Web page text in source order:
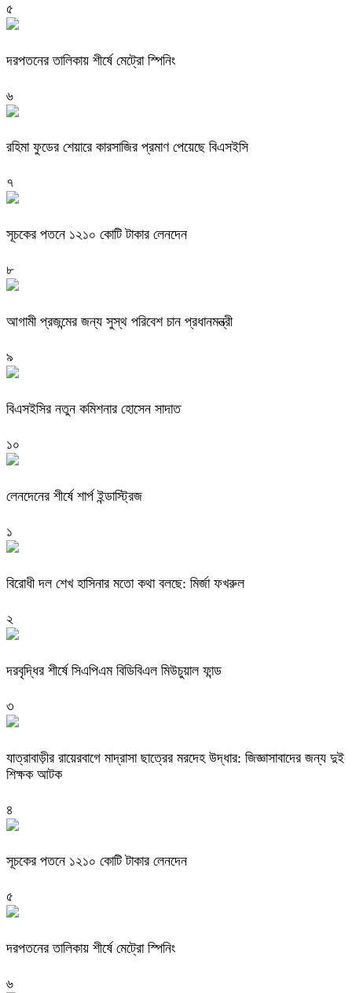
৫
দরপতনের তালিকায় শীর্ষে মেট্রো স্পিনিং
৬
রহিমা ফুডের শেয়ারে কারসাজির প্রমাণ পেয়েছে বিএসইসি
৭
সূচকের পতনে ১২১০ কোটি টাকার লেনদেন
৮
আগামী প্রজন্মের জন্য সুস্থ পরিবেশ চান প্রধানমন্ত্রী
৯
বিএসইসির নতুন কমিশনার হোসেন সাদাত
১০
লেনদেনের শীর্ষে শার্প ইন্ডাস্ট্রিজ
১
বিরোধী দল শেখ হাসিনার মতো কথা বলছে: মির্জা ফখরুল
২
দরবৃদ্ধির শীর্ষে সিএপিএম বিডিবিএল মিউচুয়াল ফান্ড
৩
যাত্রাবাড়ীর রায়েরবাগে মাদ্রাসা ছাত্রের মরদেহ উদ্ধার: জিজ্ঞাসাবাদের জন্য দুই
শিক্ষক আটক
৪
সূচকের পতনে ১২১০ কোটি টাকার লেনদেন
৫
দরপতনের তালিকায় শীর্ষে মেট্রো স্পিনিং
৬